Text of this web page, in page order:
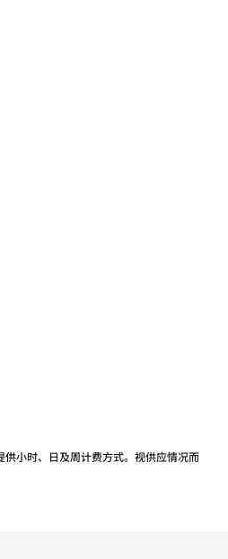
小时、日及周计费方式。视供应情况而